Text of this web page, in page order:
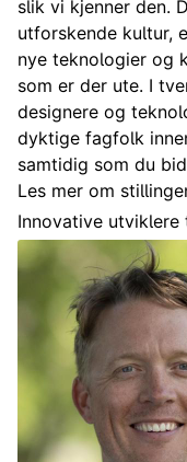
slik vi kjenner den.
utforskende kultur,
nye teknologier og
som er der ute. I
designere og
dyktige fagfolk
samtidig som du
Les mer om
Innovative utviklere